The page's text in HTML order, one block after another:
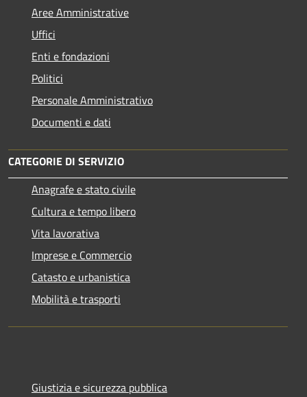
Aree Amministrative
Uffici
Enti e fondazioni
Politici
Personale Amministrativo
Documenti e dati
CATEGORIE DI SERVIZIO
Anagrafe e stato civile
Cultura e tempo libero
Vita lavorativa
Imprese e Commercio
Catasto e urbanistica
Mobilità e trasporti
Giustizia e sicurezza pubblica